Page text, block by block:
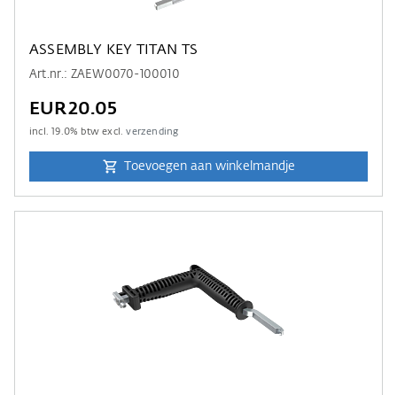
ASSEMBLY KEY TITAN TS
Art.nr.: ZAEW0070-100010
EUR20.05
incl.19.0% btw excl.verzending
Toevoegen aan winkelmandje